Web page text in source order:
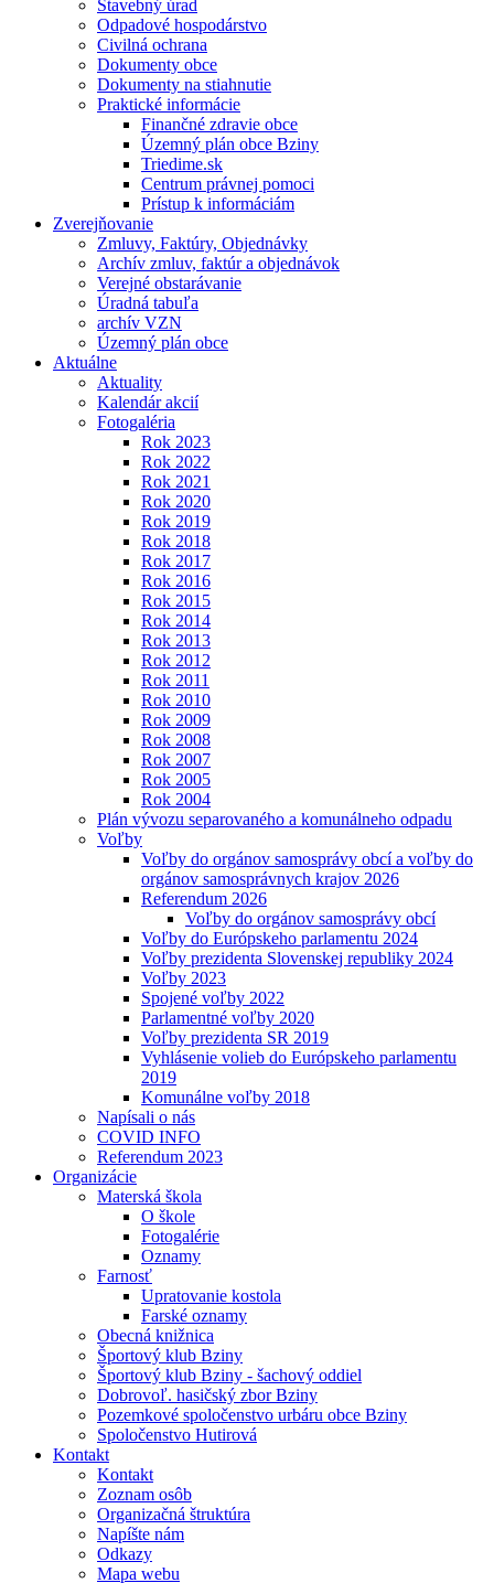
Stavebný úrad
Odpadové hospodárstvo
Civilná ochrana
Dokumenty obce
Dokumenty na stiahnutie
Praktické informácie
Finančné zdravie obce
Územný plán obce Bziny
Triedime.sk
Centrum právnej pomoci
Prístup k informáciám
Zverejňovanie
Zmluvy, Faktúry, Objednávky
Archív zmluv, faktúr a objednávok
Verejné obstarávanie
Úradná tabuľa
archív VZN
Územný plán obce
Aktuálne
Aktuality
Kalendár akcií
Fotogaléria
Rok 2023
Rok 2022
Rok 2021
Rok 2020
Rok 2019
Rok 2018
Rok 2017
Rok 2016
Rok 2015
Rok 2014
Rok 2013
Rok 2012
Rok 2011
Rok 2010
Rok 2009
Rok 2008
Rok 2007
Rok 2005
Rok 2004
Plán vývozu separovaného a komunálneho odpadu
Voľby
Voľby do orgánov samosprávy obcí a voľby do
orgánov samosprávnych krajov 2026
Referendum 2026
Voľby do orgánov samosprávy obcí
Voľby do Európskeho parlamentu 2024
Voľby prezidenta Slovenskej republiky 2024
Voľby 2023
Spojené voľby 2022
Parlamentné voľby 2020
Voľby prezidenta SR 2019
Vyhlásenie volieb do Európskeho parlamentu
2019
Komunálne voľby 2018
Napísali o nás
COVID INFO
Referendum 2023
Organizácie
Materská škola
O škole
Fotogalérie
Oznamy
Farnosť
Upratovanie kostola
Farské oznamy
Obecná knižnica
Športový klub Bziny
Športový klub Bziny - šachový oddiel
Dobrovoľ. hasičský zbor Bziny
Pozemkové spoločenstvo urbáru obce Bziny
Spoločenstvo Hutirová
Kontakt
Kontakt
Zoznam osôb
Organizačná štruktúra
Napíšte nám
Odkazy
Mapa webu